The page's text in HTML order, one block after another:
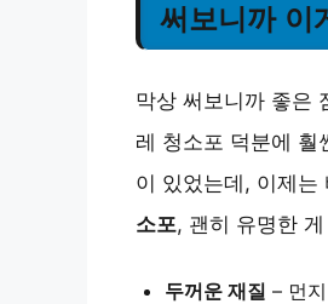
써보니까 이
막상 써보니까 좋은
레 청소포 덕분에 훨
이 있었는데, 이제는
소포, 괜히 유명한
두꺼운 재질 – 먼